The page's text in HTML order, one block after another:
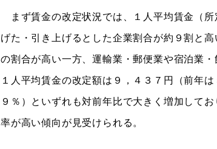
まず賃金の改定状況では、１人平均賃金（
げた・引き上げるとした企業割合が約９割と
の割合が高い一方、運輸業・郵便業や宿泊業
１人平均賃金の改定額は９，４３７円（前年
９％）といずれも対前年比で大きく増加して
率が高い傾向が見受けられる。